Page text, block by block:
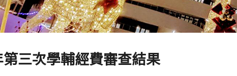
第三次學輔經費審查結果